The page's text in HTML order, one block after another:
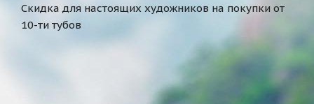
Скидка для настоящих художников на покупки от
10-ти тубов